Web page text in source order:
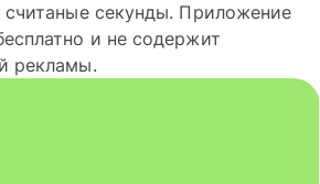
считаные секунды. Приложение
и не содержит
рекламы.